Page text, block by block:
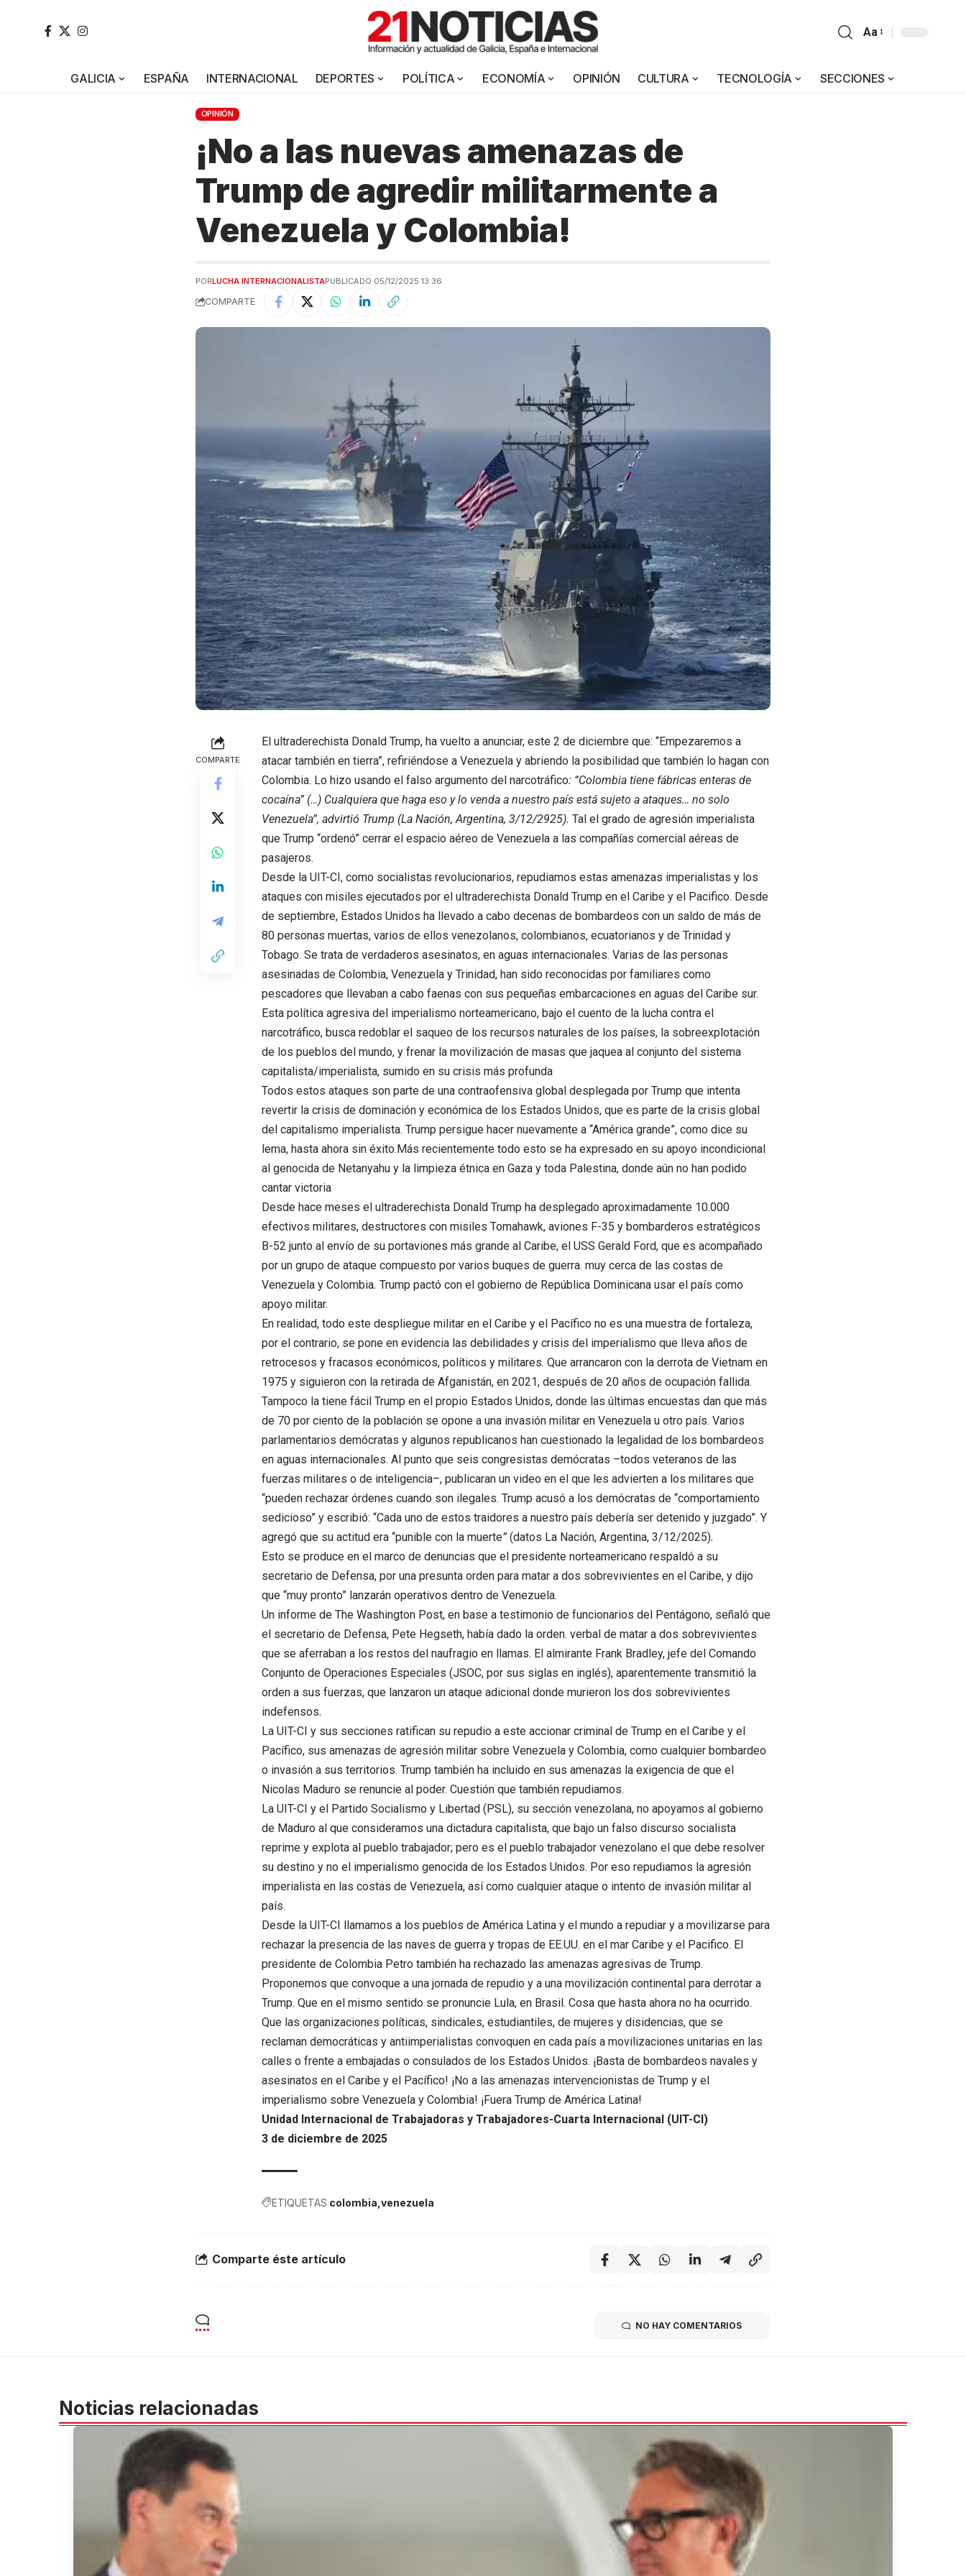
Aa
GALICIA ESPAÑA INTERNACIONAL DEPORTES POLÍTICA ECONOMÍA OPINIÓN CULTURA TECNOLOGÍA SECCIONES
OPINIÓN
¡No a las nuevas amenazas de
Trump de agredir militarmente a
Venezuela y Colombia!
PORLUCHA INTERNACIONALISTAPUBLICADO 05/12/2025 13:36
COMPARTE
COMPARTE
El ultraderechista Donald Trump, ha vuelto a anunciar, este 2 de diciembre que: “Empezaremos a
atacar también en tierra”, refiriéndose a Venezuela y abriendo la posibilidad que también lo hagan con
Colombia. Lo hizo usando el falso argumento del narcotráfico: “Colombia tiene fábricas enteras de
cocaína” (…) Cualquiera que haga eso y lo venda a nuestro país está sujeto a ataques… no solo
Venezuela”, advirtió Trump (La Nación, Argentina, 3/12/2925). Tal el grado de agresión imperialista
que Trump “ordenó” cerrar el espacio aéreo de Venezuela a las compañías comercial aéreas de
pasajeros.
Desde la UIT-CI, como socialistas revolucionarios, repudiamos estas amenazas imperialistas y los
ataques con misiles ejecutados por el ultraderechista Donald Trump en el Caribe y el Pacifico. Desde
de septiembre, Estados Unidos ha llevado a cabo decenas de bombardeos con un saldo de más de
80 personas muertas, varios de ellos venezolanos, colombianos, ecuatorianos y de Trinidad y
Tobago. Se trata de verdaderos asesinatos, en aguas internacionales. Varias de las personas
asesinadas de Colombia, Venezuela y Trinidad, han sido reconocidas por familiares como
pescadores que llevaban a cabo faenas con sus pequeñas embarcaciones en aguas del Caribe sur.
Esta política agresiva del imperialismo norteamericano, bajo el cuento de la lucha contra el
narcotráfico, busca redoblar el saqueo de los recursos naturales de los países, la sobreexplotación
de los pueblos del mundo, y frenar la movilización de masas que jaquea al conjunto del sistema
capitalista/imperialista, sumido en su crisis más profunda
Todos estos ataques son parte de una contraofensiva global desplegada por Trump que intenta
revertir la crisis de dominación y económica de los Estados Unidos, que es parte de la crisis global
del capitalismo imperialista. Trump persigue hacer nuevamente a “América grande”, como dice su
lema, hasta ahora sin éxito.Más recientemente todo esto se ha expresado en su apoyo incondicional
al genocida de Netanyahu y la limpieza étnica en Gaza y toda Palestina, donde aún no han podido
cantar victoria
Desde hace meses el ultraderechista Donald Trump ha desplegado aproximadamente 10.000
efectivos militares, destructores con misiles Tomahawk, aviones F-35 y bombarderos estratégicos
B-52 junto al envío de su portaviones más grande al Caribe, el USS Gerald Ford, que es acompañado
por un grupo de ataque compuesto por varios buques de guerra. muy cerca de las costas de
Venezuela y Colombia. Trump pactó con el gobierno de República Dominicana usar el país como
apoyo militar.
En realidad, todo este despliegue militar en el Caribe y el Pacífico no es una muestra de fortaleza,
por el contrario, se pone en evidencia las debilidades y crisis del imperialismo que lleva años de
retrocesos y fracasos económicos, políticos y militares. Que arrancaron con la derrota de Vietnam en
1975 y siguieron con la retirada de Afganistán, en 2021, después de 20 años de ocupación fallida.
Tampoco la tiene fácil Trump en el propio Estados Unidos, donde las últimas encuestas dan que más
de 70 por ciento de la población se opone a una invasión militar en Venezuela u otro país. Varios
parlamentarios demócratas y algunos republicanos han cuestionado la legalidad de los bombardeos
en aguas internacionales. Al punto que seis congresistas demócratas –todos veteranos de las
fuerzas militares o de inteligencia–, publicaran un video en el que les advierten a los militares que
“pueden rechazar órdenes cuando son ilegales. Trump acusó a los demócratas de “comportamiento
sedicioso” y escribió: “Cada uno de estos traidores a nuestro país debería ser detenido y juzgado”. Y
agregó que su actitud era “punible con la muerte”(datos La Nación, Argentina, 3/12/2025).
Esto se produce en el marco de denuncias que el presidente norteamericano respaldó a su
secretario de Defensa, por una presunta orden para matar a dos sobrevivientes en el Caribe, y dijo
que “muy pronto” lanzarán operativos dentro de Venezuela.
Un informe de The Washington Post, en base a testimonio de funcionarios del Pentágono, señaló que
el secretario de Defensa, Pete Hegseth, había dado la orden. verbal de matar a dos sobrevivientes
que se aferraban a los restos del naufragio en llamas. El almirante Frank Bradley, jefe del Comando
Conjunto de Operaciones Especiales (JSOC, por sus siglas en inglés), aparentemente transmitió la
orden a sus fuerzas, que lanzaron un ataque adicional donde murieron los dos sobrevivientes
indefensos.
La UIT-CI y sus secciones ratifican su repudio a este accionar criminal de Trump en el Caribe y el
Pacífico, sus amenazas de agresión militar sobre Venezuela y Colombia, como cualquier bombardeo
o invasión a sus territorios. Trump también ha incluido en sus amenazas la exigencia de que el
Nicolas Maduro se renuncie al poder. Cuestión que también repudiamos.
La UIT-CI y el Partido Socialismo y Libertad (PSL), su sección venezolana, no apoyamos al gobierno
de Maduro al que consideramos una dictadura capitalista, que bajo un falso discurso socialista
reprime y explota al pueblo trabajador; pero es el pueblo trabajador venezolano el que debe resolver
su destino y no el imperialismo genocida de los Estados Unidos. Por eso repudiamos la agresión
imperialista en las costas de Venezuela, así como cualquier ataque o intento de invasión militar al
país.
Desde la UIT-CI llamamos a los pueblos de América Latina y el mundo a repudiar y a movilizarse para
rechazar la presencia de las naves de guerra y tropas de EE.UU. en el mar Caribe y el Pacifico. El
presidente de Colombia Petro también ha rechazado las amenazas agresivas de Trump.
Proponemos que convoque a una jornada de repudio y a una movilización continental para derrotar a
Trump. Que en el mismo sentido se pronuncie Lula, en Brasil. Cosa que hasta ahora no ha ocurrido.
Que las organizaciones políticas, sindicales, estudiantiles, de mujeres y disidencias, que se
reclaman democráticas y antiimperialistas convoquen en cada país a movilizaciones unitarias en las
calles o frente a embajadas o consulados de los Estados Unidos. ¡Basta de bombardeos navales y
asesinatos en el Caribe y el Pacífico! ¡No a las amenazas intervencionistas de Trump y el
imperialismo sobre Venezuela y Colombia! ¡Fuera Trump de América Latina!
Unidad Internacional de Trabajadoras y Trabajadores-Cuarta Internacional (UIT-CI)
3 de diciembre de 2025
ETIQUETAS colombia venezuela
Comparte éste artículo
NO HAY COMENTARIOS
Noticias relacionadas